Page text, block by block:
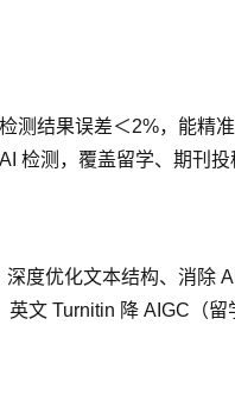
结果误差＜2%，能精
检测，覆盖留学、期刊投
度优化文本结构、消除
文 Turnitin 降 AIGC（